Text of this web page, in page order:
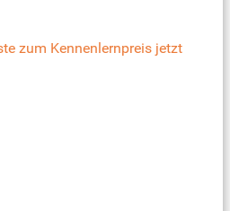
zum Kennenlernpreis jetzt